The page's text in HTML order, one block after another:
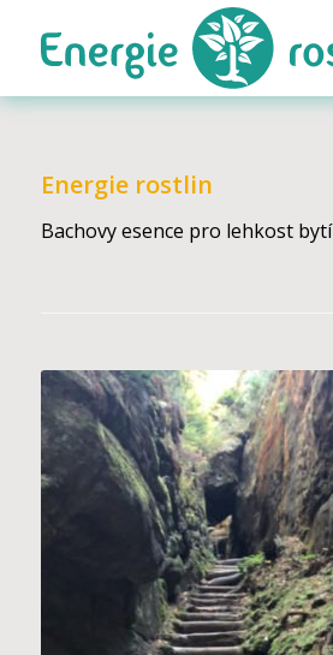
Energie rostlin
Bachovy esence pro lehkost bytí